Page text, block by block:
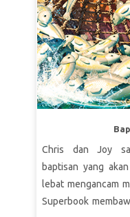
Chris dan Joy
baptisan yang
lebat mengancam
Superbook